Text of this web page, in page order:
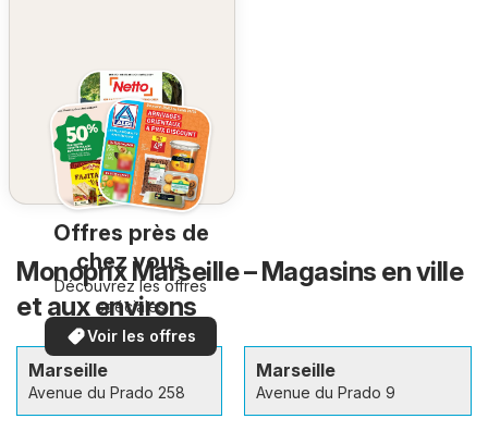
Offres près de
chez vous
Découvrez les offres
spéciales
Voir les offres
Monoprix Marseille – Magasins en ville
et aux environs
Marseille
Avenue du Prado 258
Marseille
Avenue du Prado 9